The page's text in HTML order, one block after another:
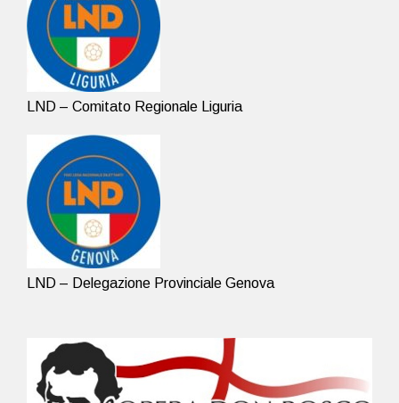
LND – Comitato Regionale Liguria
LND – Delegazione Provinciale Genova